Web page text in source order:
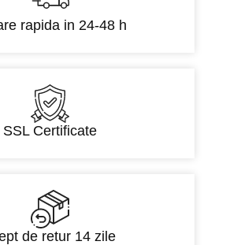
rapida in 24-48 h
SSL Certificate
de retur 14 zile